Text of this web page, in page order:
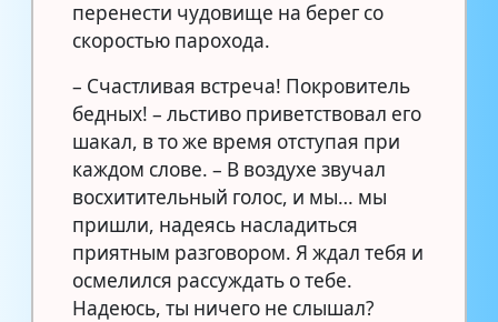
перенести чудовище на берег со
скоростью парохода.
– Счастливая встреча! Покровитель
бедных! – льстиво приветствовал его
шакал, в то же время отступая при
каждом слове. – В воздухе звучал
восхитительный голос, и мы… мы
пришли, надеясь насладиться
приятным разговором. Я ждал тебя и
осмелился рассуждать о тебе.
Надеюсь, ты ничего не слышал?